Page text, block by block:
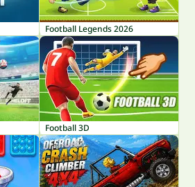
Football Legends 2026
Football 3D